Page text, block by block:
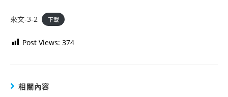
來文-3-2 下載
Post Views: 374
相關內容